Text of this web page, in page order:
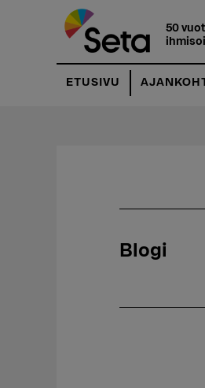
pääsisältöön
50
ETUSIVU
Blogi